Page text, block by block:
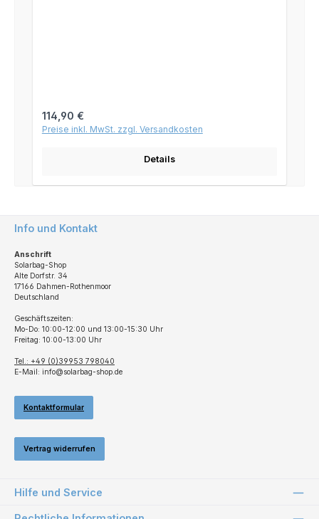
Regulärer Preis:
114,90 €
Preise inkl. MwSt. zzgl. Versandkosten
Details
Info und Kontakt
Anschrift
Solarbag-Shop
Alte Dorfstr. 34
17166 Dahmen-Rothenmoor
Deutschland
Geschäftszeiten:
Mo-Do: 10:00-12:00 und 13:00-15:30 Uhr
Freitag: 10:00-13:00 Uhr
Tel.: +49 (0)39953 798040
E-Mail: info@solarbag-shop.de
Kontaktformular
Vertrag widerrufen
Hilfe und Service